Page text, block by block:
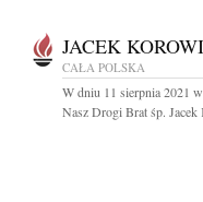
JACEK
CAŁA POLSKA
W dniu 11 sierpnia 2021
Nasz Drogi Brat śp.